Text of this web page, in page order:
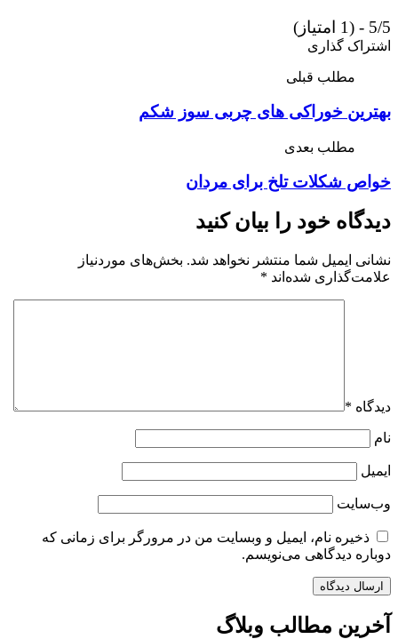
5/5 - (1 امتیاز)
اشتراک گذاری
مطلب قبلی
بهترین خوراکی های چربی سوز شکم
مطلب بعدی
خواص شکلات تلخ برای مردان
دیدگاه خود را بیان کنید
نشانی ایمیل شما منتشر نخواهد شد. بخش‌های موردنیاز
علامت‌گذاری شده‌اند *
دیدگاه *
نام
ایمیل
وب‌سایت
ذخیره نام، ایمیل و وبسایت من در مرورگر برای زمانی که
دوباره دیدگاهی می‌نویسم.
آخرین مطالب وبلاگ